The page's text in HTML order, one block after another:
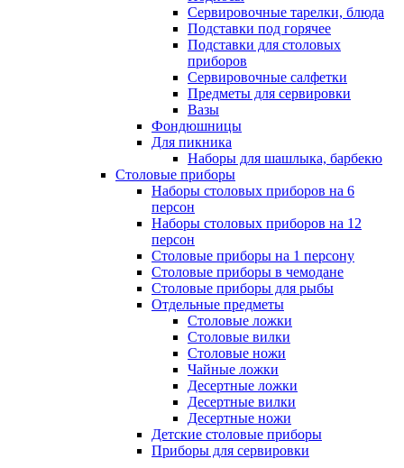
Сервировочные тарелки, блюда
Подставки под горячее
Подставки для столовых
приборов
Сервировочные салфетки
Предметы для сервировки
Вазы
Фондюшницы
Для пикника
Наборы для шашлыка, барбекю
Столовые приборы
Наборы столовых приборов на 6
персон
Наборы столовых приборов на 12
персон
Столовые приборы на 1 персону
Столовые приборы в чемодане
Столовые приборы для рыбы
Отдельные предметы
Столовые ложки
Столовые вилки
Столовые ножи
Чайные ложки
Десертные ложки
Десертные вилки
Десертные ножи
Детские столовые приборы
Приборы для сервировки